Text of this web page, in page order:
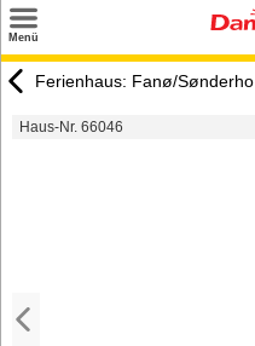
Menü
Urlaubsziele
Ferienhaus: Fanø/Sønderho
Haus-Nr. 66046